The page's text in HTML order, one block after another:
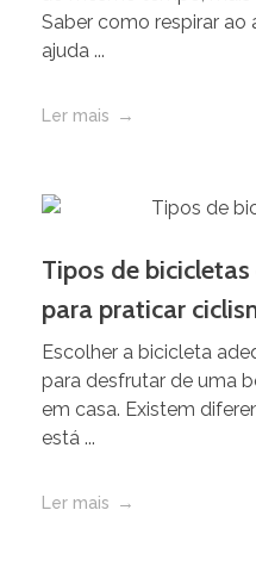
Saber como respirar ao
ajuda ...
Ler mais
Tipos de
para praticar
Escolher a bicicleta
para desfrutar de uma
em casa. Existem
está ...
Ler mais